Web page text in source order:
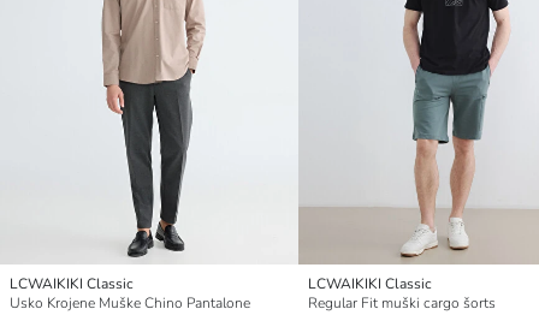
LCWAIKIKI Classic
Usko Krojene Muške Chino Pantalone
LCWAIKIKI Classic
Regular Fit muški cargo šorts